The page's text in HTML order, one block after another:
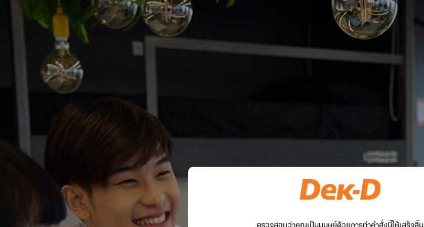
ตรวจสอบว่าคุณเป็นมนุษย์ด้วยการทำคำสั่งนี้ให้เสร็จสิ้น